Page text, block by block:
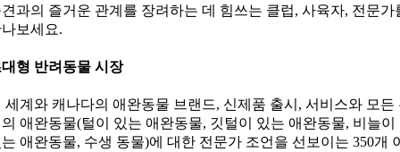
과의 즐거운 관계를 장려하는 데 힘쓰는 클럽, 사육자, 전문가
보세요.
형 반려동물 시장
세계와 캐나다의 애완동물 브랜드, 신제품 출시, 서비스와 모든
애완동물(털이 있는 애완동물, 깃털이 있는 애완동물, 비늘이
애완동물, 수생 동물)에 대한 전문가 조언을 선보이는 350개